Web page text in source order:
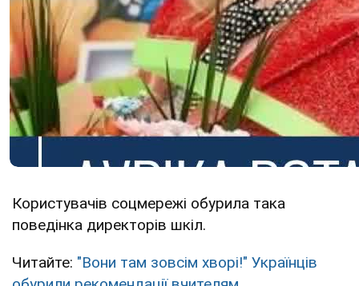
Користувачів соцмережі обурила така
поведінка директорів шкіл.
Читайте: "Вони там зовсім хворі!" Українців